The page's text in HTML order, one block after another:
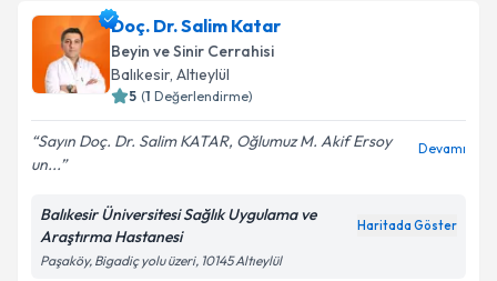
Doç. Dr. Salim Katar
Beyin ve Sinir Cerrahisi
Balıkesir, Altıeylül
5 (1 Değerlendirme)
Sayın Doç. Dr. Salim KATAR, Oğlumuz M. Akif Ersoy
un...
Devamı
Balıkesir Üniversitesi Sağlık Uygulama ve
Araştırma Hastanesi
Haritada Göster
Paşaköy, Bigadiç yolu üzeri, 10145 Altıeylül